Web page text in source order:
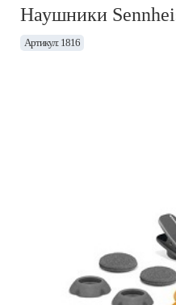
Наушники
Артикул: 1816